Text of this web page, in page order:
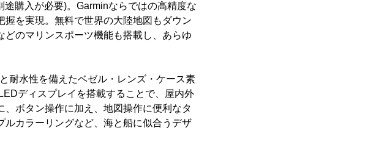
購入が必要)。Garminならではの高精度な
を実現。無料で世界の大陸地図もダウン
のマリンスポーツ機能も搭載し、あらゆ
耐水性を備えたベゼル・レンズ・ケース素
ディスプレイを搭載することで、屋内外
ボタン操作に加え、地図操作に便利なタ
カラーリングなど、海と船に似合うデザ